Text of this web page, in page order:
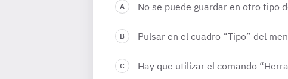
No se puede guardar en otro tipo
Pulsar en el cuadro “Tipo” del
Hay que utilizar el comando